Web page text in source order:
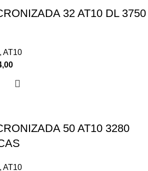
32 AT10 DL 3750
, AT10
50 AT10 3280
, AT10